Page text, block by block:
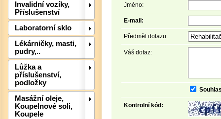
Invalidní vozíky,
Příslušenství
Laboratorní sklo
Lékárničky, masti,
pudry,..
Lůžka a
příslušenství,
podložky
Masážní oleje,
Koupelnové soli,
Koupele
Jméno:
E-mail:
Předmět dotazu:
Váš dotaz:
Kontrolní kód: